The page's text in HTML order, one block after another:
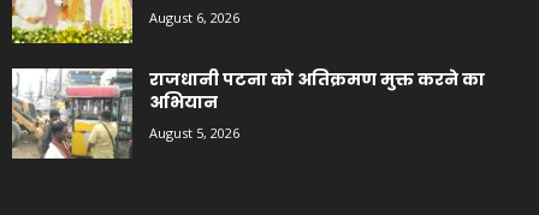
August 6, 2026
राजधानी पटना को अतिक्रमण मुक्त करने का
अभियान
August 5, 2026